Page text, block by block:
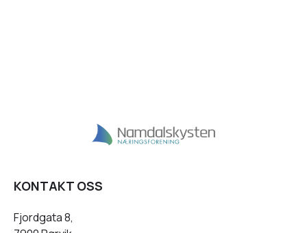
KONTAKT OSS
Fjordgata 8,